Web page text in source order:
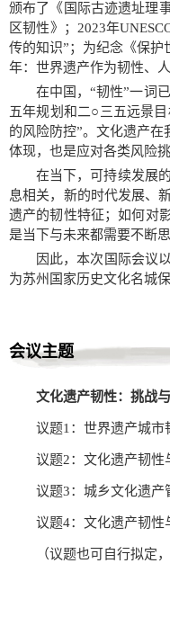
颁布了《国际古迹遗址理
区韧性》；2023年
传的知识”；为纪念《保护
年：世界遗产作为韧性、
在中国，“韧性”一词
五年规划和二○三五远景
的风险防控”。文化遗产在
体现，也是应对各类风险挑
在当下，可持续发展
息相关，新的时代发展、
遗产的韧性特征；如何对
是当下与未来都需要不断思
因此，本次国际会议
为苏州国家历史文化名城
会议主题
文化遗产韧性：挑战
议题1：世界遗产城市
议题2：文化遗产韧性
议题3：城乡文化遗产
议题4：文化遗产韧性
（议题也可自行拟定